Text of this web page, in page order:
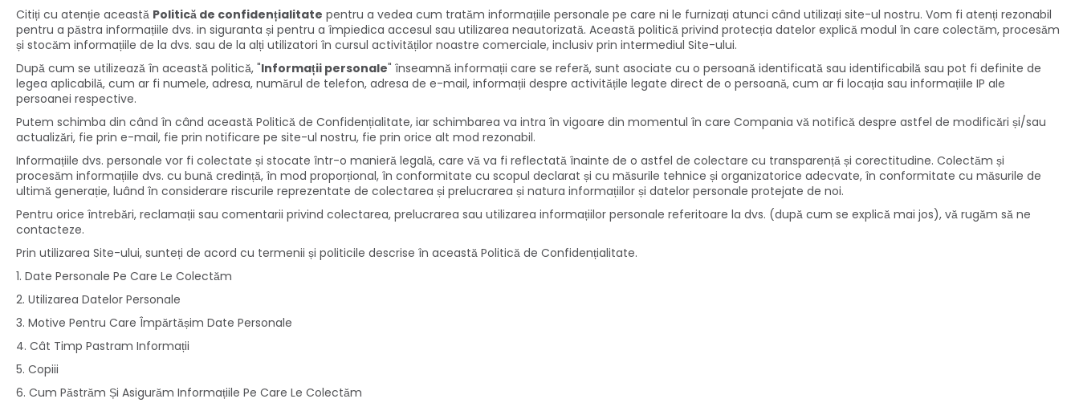
Citiți cu atenție această Politică de confidențialitate pentru a vedea cum tratăm informațiile personale pe care ni le furnizați atunci când utilizați site-ul nostru. Vom fi atenți rezonabil
pentru a păstra informațiile dvs. in siguranta și pentru a împiedica accesul sau utilizarea neautorizată. Această politică privind protecția datelor explică modul în care colectăm, procesăm
și stocăm informațiile de la dvs. sau de la alți utilizatori în cursul activităților noastre comerciale, inclusiv prin intermediul Site-ului.
După cum se utilizează în această politică, "Informații personale" înseamnă informații care se referă, sunt asociate cu o persoană identificată sau identificabilă sau pot fi definite de
legea aplicabilă, cum ar fi numele, adresa, numărul de telefon, adresa de e-mail, informații despre activitățile legate direct de o persoană, cum ar fi locația sau informațiile IP ale
persoanei respective.
Putem schimba din când în când această Politică de Confidențialitate, iar schimbarea va intra în vigoare din momentul în care Compania vă notifică despre astfel de modificări și/sau
actualizări, fie prin e-mail, fie prin notificare pe site-ul nostru, fie prin orice alt mod rezonabil.
Informațiile dvs. personale vor fi colectate și stocate într-o manieră legală, care vă va fi reflectată înainte de o astfel de colectare cu transparență și corectitudine. Colectăm și
procesăm informațiile dvs. cu bună credință, în mod proporțional, în conformitate cu scopul declarat și cu măsurile tehnice și organizatorice adecvate, în conformitate cu măsurile de
ultimă generație, luând în considerare riscurile reprezentate de colectarea și prelucrarea și natura informațiilor și datelor personale protejate de noi.
Pentru orice întrebări, reclamații sau comentarii privind colectarea, prelucrarea sau utilizarea informațiilor personale referitoare la dvs. (după cum se explică mai jos), vă rugăm să ne
contacteze.
Prin utilizarea Site-ului, sunteți de acord cu termenii și politicile descrise în această Politică de Confidențialitate.
1. Date Personale Pe Care Le Colectăm
2. Utilizarea Datelor Personale
3. Motive Pentru Care Împărtășim Date Personale
4. Cât Timp Pastram Informații
5. Copiii
6. Cum Păstrăm Și Asigurăm Informațiile Pe Care Le Colectăm